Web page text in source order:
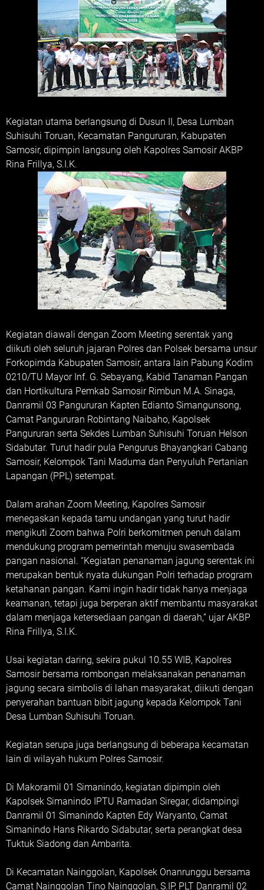
Kegiatan utama berlangsung di Dusun II, Desa Lumban
Suhisuhi Toruan, Kecamatan Pangururan, Kabupaten
Samosir, dipimpin langsung oleh Kapolres Samosir AKBP
Rina Frillya, S.I.K.
Kegiatan diawali dengan Zoom Meeting serentak yang
diikuti oleh seluruh jajaran Polres dan Polsek bersama unsur
Forkopimda Kabupaten Samosir, antara lain Pabung Kodim
0210/TU Mayor Inf. G. Sebayang, Kabid Tanaman Pangan
dan Hortikultura Pemkab Samosir Rimbun M.A. Sinaga,
Danramil 03 Pangururan Kapten Edianto Simangunsong,
Camat Pangururan Robintang Naibaho, Kapolsek
Pangururan serta Sekdes Lumban Suhisuhi Toruan Helson
Sidabutar. Turut hadir pula Pengurus Bhayangkari Cabang
Samosir, Kelompok Tani Maduma dan Penyuluh Pertanian
Lapangan (PPL) setempat.
Dalam arahan Zoom Meeting, Kapolres Samosir
menegaskan kepada tamu undangan yang turut hadir
mengikuti Zoom bahwa Polri berkomitmen penuh dalam
mendukung program pemerintah menuju swasembada
pangan nasional. “Kegiatan penanaman jagung serentak ini
merupakan bentuk nyata dukungan Polri terhadap program
ketahanan pangan. Kami ingin hadir tidak hanya menjaga
keamanan, tetapi juga berperan aktif membantu masyarakat
dalam menjaga ketersediaan pangan di daerah,” ujar AKBP
Rina Frillya, S.I.K.
Usai kegiatan daring, sekira pukul 10.55 WIB, Kapolres
Samosir bersama rombongan melaksanakan penanaman
jagung secara simbolis di lahan masyarakat, diikuti dengan
penyerahan bantuan bibit jagung kepada Kelompok Tani
Desa Lumban Suhisuhi Toruan.
Kegiatan serupa juga berlangsung di beberapa kecamatan
lain di wilayah hukum Polres Samosir.
Di Makoramil 01 Simanindo, kegiatan dipimpin oleh
Kapolsek Simanindo IPTU Ramadan Siregar, didampingi
Danramil 01 Simanindo Kapten Edy Waryanto, Camat
Simanindo Hans Rikardo Sidabutar, serta perangkat desa
Tuktuk Siadong dan Ambarita.
Di Kecamatan Nainggolan, Kapolsek Onanrunggu bersama
Camat Nainggolan Tino Nainggolan, S.IP, PLT Danramil 02